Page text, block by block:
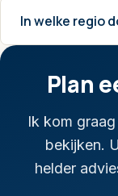
In welke regio
Plan
Ik kom
bekijken.
helder